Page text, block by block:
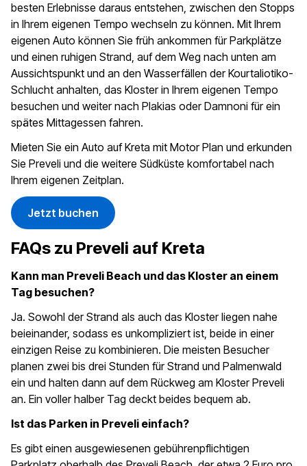
besten Erlebnisse daraus entstehen, zwischen den Stopps
in Ihrem eigenen Tempo wechseln zu können. Mit Ihrem
eigenen Auto können Sie früh ankommen für Parkplätze
und einen ruhigen Strand, auf dem Weg nach unten am
Aussichtspunkt und an den Wasserfällen der Kourtaliotiko-
Schlucht anhalten, das Kloster in Ihrem eigenen Tempo
besuchen und weiter nach Plakias oder Damnoni für ein
spätes Mittagessen fahren.
Mieten Sie ein Auto auf Kreta mit Motor Plan und erkunden
Sie Preveli und die weitere Südküste komfortabel nach
Ihrem eigenen Zeitplan.
Jetzt buchen
FAQs zu Preveli auf Kreta
Kann man Preveli Beach und das Kloster an einem
Tag besuchen?
Ja. Sowohl der Strand als auch das Kloster liegen nahe
beieinander, sodass es unkompliziert ist, beide in einer
einzigen Reise zu kombinieren. Die meisten Besucher
planen zwei bis drei Stunden für Strand und Palmenwald
ein und halten dann auf dem Rückweg am Kloster Preveli
an. Ein voller halber Tag deckt beides bequem ab.
Ist das Parken in Preveli einfach?
Es gibt einen ausgewiesenen gebührenpflichtigen